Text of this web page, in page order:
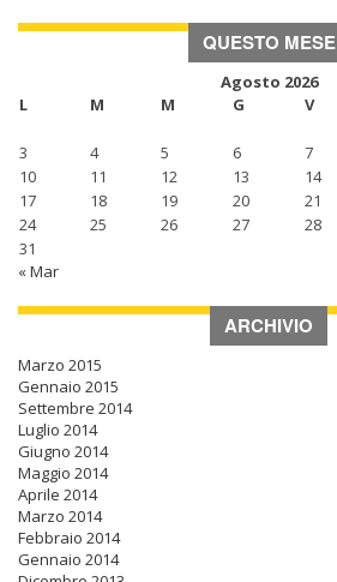
QUESTO MESE
Agosto 2026
L
M M G V
3
4 5 6 7
10
11 12 13 14
17
18 19 20 21
24
25 26 27 28
31
« Mar
ARCHIVIO
Marzo 2015
Gennaio 2015
Settembre 2014
Luglio 2014
Giugno 2014
Maggio 2014
Aprile 2014
Marzo 2014
Febbraio 2014
Gennaio 2014